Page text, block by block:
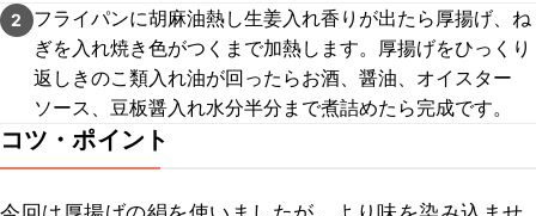
2
フライパンに胡麻油熱し生姜入れ香りが出たら厚揚げ、ね
ぎを入れ焼き色がつくまで加熱します。厚揚げをひっくり
返しきのこ類入れ油が回ったらお酒、醤油、オイスター
ソース、豆板醤入れ水分半分まで煮詰めたら完成です。
コツ・ポイント